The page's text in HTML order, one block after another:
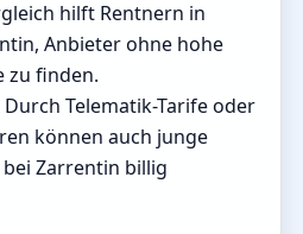
hilft Rentnern in
Anbieter ohne hohe
zu finden.
Durch Telematik-Tarife oder
können auch junge
Zarrentin billig